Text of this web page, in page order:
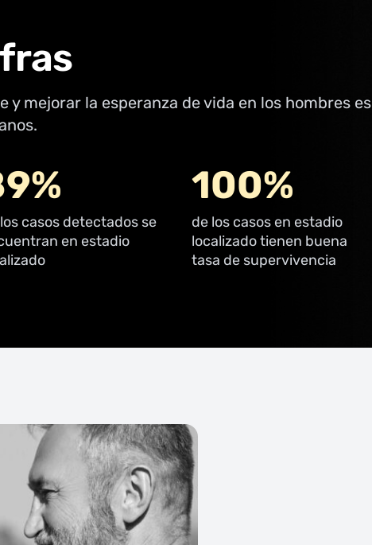
y mejorar la esperanza de vida en los hombres es
casos detectados se
en estadio
de los casos en estadio
localizado tienen buena
tasa de supervivencia
100%